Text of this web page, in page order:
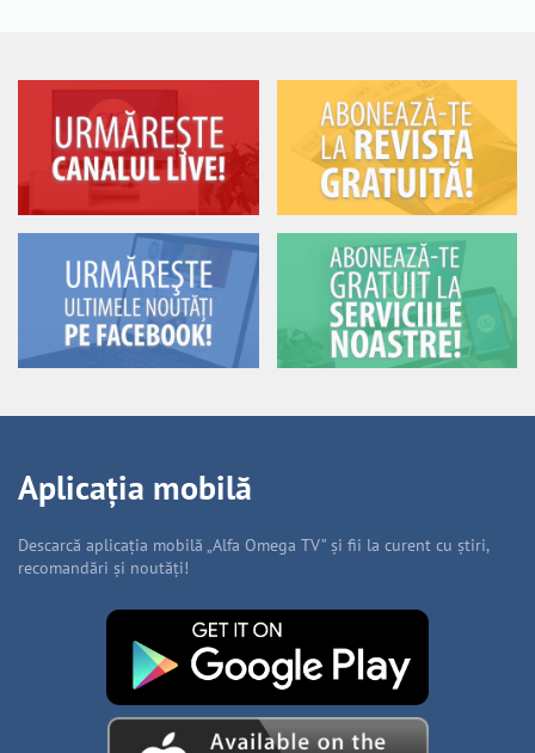
Aplicația mobilă
Descarcă aplicația mobilă „Alfa Omega TV” și fii la curent cu știri,
recomandări și noutăți!